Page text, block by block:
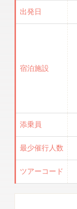
出発日
宿泊施設
添乗員
最少催行人数
ツアーコード